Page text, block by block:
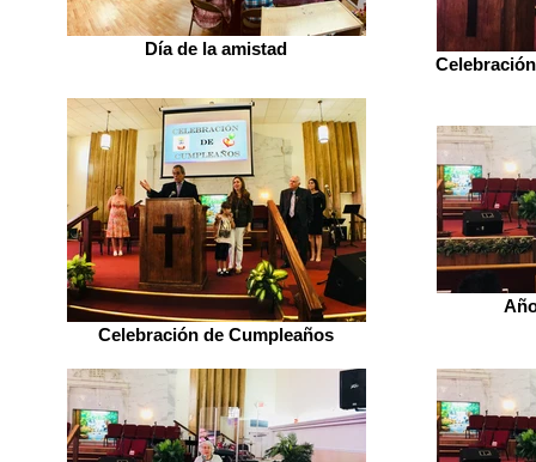
Día de la amistad
Celebración de Cumpleaños